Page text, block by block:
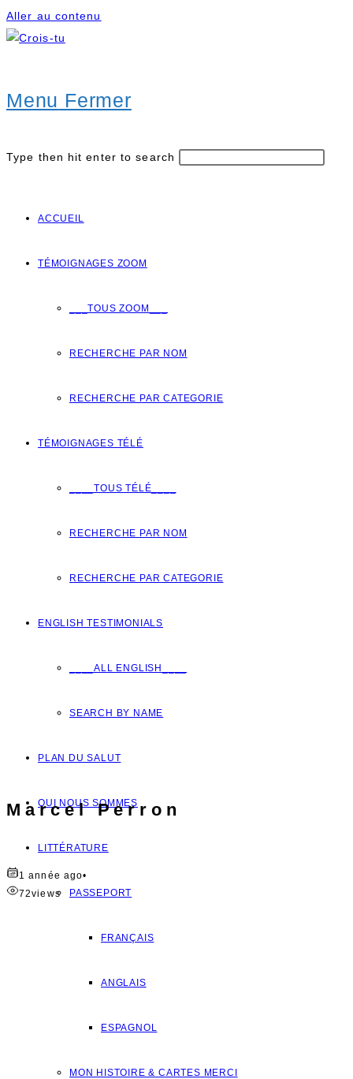
Aller au contenu
Menu Fermer
Type then hit enter to search
ACCUEIL
TÉMOIGNAGES ZOOM
___TOUS ZOOM___
RECHERCHE PAR NOM
RECHERCHE PAR CATEGORIE
TÉMOIGNAGES TÉLÉ
____TOUS TÉLÉ____
RECHERCHE PAR NOM
RECHERCHE PAR CATEGORIE
ENGLISH TESTIMONIALS
____ALL ENGLISH____
SEARCH BY NAME
PLAN DU SALUT
QUI NOUS SOMMES
LITTÉRATURE
PASSEPORT
FRANÇAIS
ANGLAIS
ESPAGNOL
MON HISTOIRE & CARTES MERCI
Marcel Perron
1 année ago•
72views